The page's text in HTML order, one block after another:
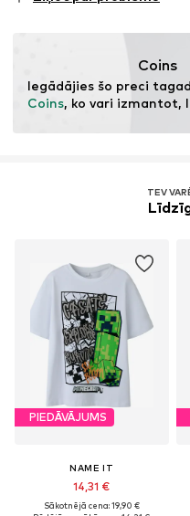
revīziju
Ši prece satur organiskas
bioloģisko
modifikācijas un
izmantošanu.
Coins
Iegādājies šo preci
Coins, ko vari izmantot,
TEV
PIEDĀVĀJUMS
NAME IT
14,31 €
Sākotnējā cena: 19,90 €